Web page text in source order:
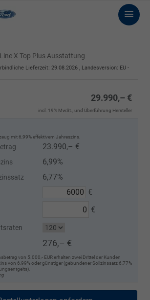
Line X Top Plus Ausstattung
Lieferzeit: 29.08.2026 , Landesversion: EU -
29.990,– €
incl. 19% MwSt., und Überführung Hersteller
mit 6,99% effektivem Jahreszins.
23.990,– €
6,99%
6,77%
€
€
276,– €
von 5.000,- EUR erhalten zwei Drittel der Kunden
von 6,99% oder günstiger (gebundener Sollzinssatz 6,77%